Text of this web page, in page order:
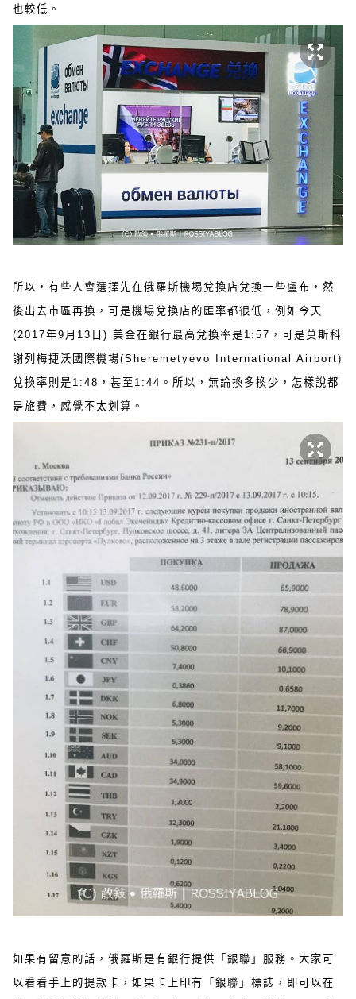
也較低。
所以，有些人會選擇先在俄羅斯機埸兌換店兌換一些盧布，然
後出去市區再換，可是機場兌換店的匯率都很低，例如今天
(2017年9月13日) 美金在銀行最高兌換率是1:57，可是莫斯科
謝列梅捷沃國際機場(Sheremetyevo International Airport)
兌換率則是1:48，甚至1:44。所以，無論換多換少，怎樣說都
是旅費，感覺不太划算。
如果有留意的話，俄羅斯是有銀行提供「銀聯」服務。大家可
以看看手上的提款卡，如果卡上印有「銀聯」標誌，即可以在